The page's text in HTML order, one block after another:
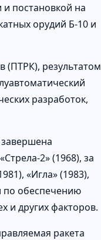
постановкой на
орудий Б-10 и
(ПТРК), результатом
разработок,
2» (1968), за
«Игла» (1983),
по обеспечению
и других факторов.
ракета